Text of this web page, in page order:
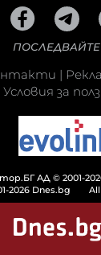
|
Условия за
АД © 2001-
2026 Dnes.bg